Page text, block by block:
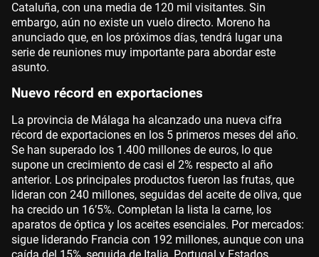
Cataluña, con una media de 120 mil visitantes. Sin
embargo, aún no existe un vuelo directo. Moreno ha
anunciado que, en los próximos días, tendrá lugar una
serie de reuniones muy importante para abordar este
asunto.
Nuevo récord en exportaciones
La provincia de Málaga ha alcanzado una nueva cifra
récord de exportaciones en los 5 primeros meses del año.
Se han superado los 1.400 millones de euros, lo que
supone un crecimiento de casi el 2% respecto al año
anterior. Los principales productos fueron las frutas, que
lideran con 240 millones, seguidas del aceite de oliva, que
ha crecido un 16’5%. Completan la lista la carne, los
aparatos de óptica y los aceites esenciales. Por mercados:
sigue liderando Francia con 192 millones, aunque con una